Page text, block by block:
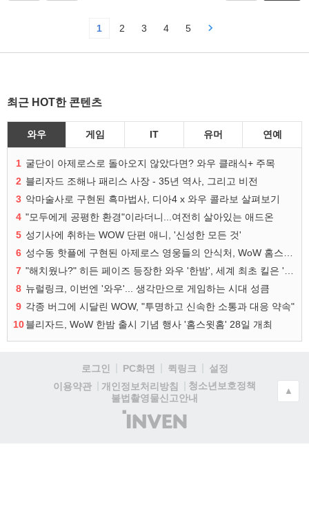
1 2 3 4 5
최근 HOT한 콘텐츠
와우 게임 IT 유머 연예
1 굴단이 아제로스로 돌아오지 않았다면? 와우 클래식+ 주목
2 블리자드 조해나 패리스 사장 - 35년 역사, 그리고 비전
3 악마술사로 구현된 흑마법사, 디아4 x 와우 콜라보 살펴보기
4 "모두에게 공평한 환경"이라더니...여전히 살아있는 애드온
5 성기사에 취하는 WOW 단편 애니, '신성한 모든 것'
6
7
8 뉴럴링크, 이번엔 '와우'... 생각만으로 게임하는 시대 성큼
9 각종 버그에 시달린 WOW, "투명하고 신속한 소통과 대응 약속"
10블리자드, WoW 한밤 출시 기념 행사 '홈스윗홈' 28일 개최
로그인 PC화면 퀵링크
설정
이용약관
개인정보처리방침
청소년보호정책
불법촬영물신고안내
(주)
인
▲